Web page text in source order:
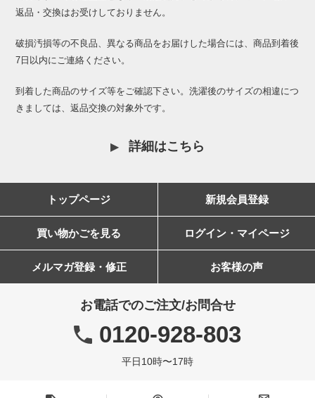
返品・交換はお受けしておりません。
破損汚損等の不良品、異なる商品をお届けした場合には、商品到着後
7日以内にご連絡ください。
到着した商品のサイズ等をご確認下さい。洗濯後のサイズの相違につ
きましては、返品交換の対象外です。
詳細はこちら
トップページ 新規会員登録
買い物かごを見る ログイン・マイページ
メルマガ登録・修正 お客様の声
お電話でのご注文/お問合せ
0120-928-803
平日10時〜17時